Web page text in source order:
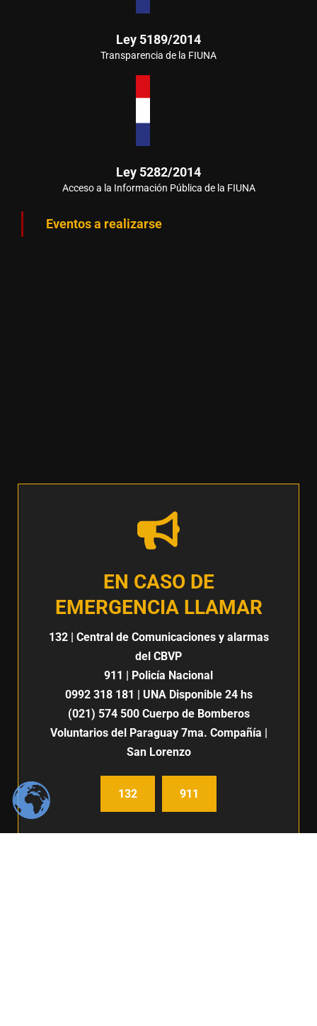
Ley 5189/2014
Transparencia de la FIUNA
Ley 5282/2014
Acceso a la Información Pública de la FIUNA
Eventos a realizarse
EN CASO DE
EMERGENCIA LLAMAR
132| Central de Comunicaciones y alarmas
del CBVP
911 | Policía Nacional
0992 318 181 | UNA Disponible 24 hs
(021) 574 500Cuerpo de Bomberos
Voluntarios del Paraguay 7ma. Compañía |
San Lorenzo
132 911